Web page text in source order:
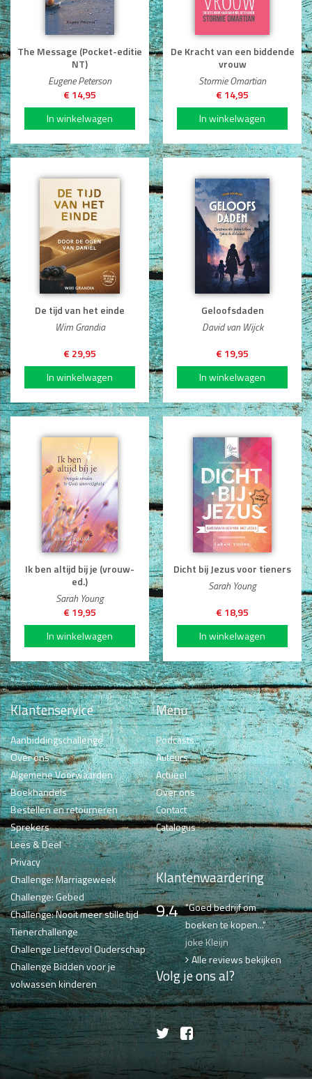
The Message (Pocket-editie
NT)
Eugene Peterson
€ 14,95
De Kracht van een biddende
vrouw
Stormie Omartian
€ 14,95
De tijd van het einde
Wim Grandia
€ 29,95
Geloofsdaden
David van Wijck
€ 19,95
Ik ben altijd bij je (vrouw-
ed.)
Sarah Young
€ 19,95
Dicht bij Jezus voor tieners
Sarah Young
€ 18,95
Klantenservice
Aanbiddingschallenge
Over ons
Algemene Voorwaarden
Boekhandels
Bestellen en retourneren
Sprekers
Lees & Deel
Privacy
Challenge: Marriageweek
Challenge: Gebed
Challenge: Nooit meer stille tijd
Tienerchallenge
Challenge Liefdevol Ouderschap
Challenge Bidden voor je
volwassen kinderen
Menu
Podcasts
Auteurs
Actueel
Over ons
Contact
Catalogus
Klantenwaardering
9.4 "Goed bedrijf om
boeken te kopen..."
joke Kleijn
Alle reviews bekijken
Volg je ons al?